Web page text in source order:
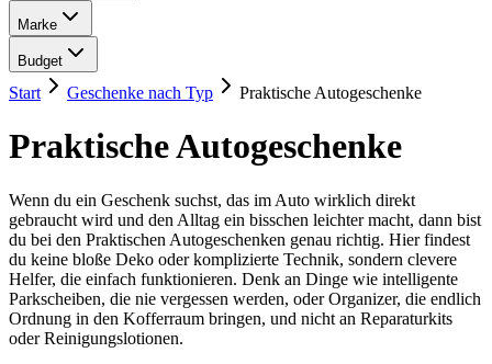
Marke
Budget
Start Geschenke nach Typ Praktische Autogeschenke
Praktische Autogeschenke
Wenn du ein Geschenk suchst, das im Auto wirklich direkt
gebraucht wird und den Alltag ein bisschen leichter macht, dann bist
du bei den Praktischen Autogeschenken genau richtig. Hier findest
du keine bloße Deko oder komplizierte Technik, sondern clevere
Helfer, die einfach funktionieren. Denk an Dinge wie intelligente
Parkscheiben, die nie vergessen werden, oder Organizer, die endlich
Ordnung in den Kofferraum bringen, und nicht an Reparaturkits
oder Reinigungslotionen.